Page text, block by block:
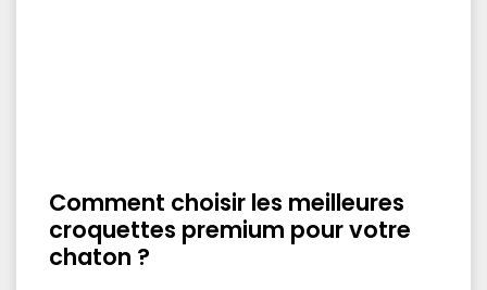
Comment choisir les meilleures
croquettes premium pour votre
chaton ?